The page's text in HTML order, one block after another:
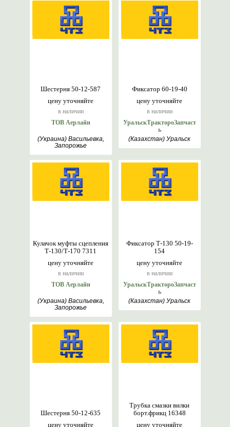
цену уточняйте
в наличии
Шестерня 50-12-587
ТОВ Аерлайн
(Украина) Васильевка,
Запорожье
цену уточняйте
в наличии
Фиксатор 60-19-40
УральскТрактороЗапчаст
ь
(Казахстан) Уральск
цену уточняйте
в наличии
Кулачок муфты сцепления
Т-130/Т-170 7311
ТОВ Аерлайн
(Украина) Васильевка,
Запорожье
цену уточняйте
в наличии
Фиксатор Т-130 50-19-
154
УральскТрактороЗапчаст
ь
(Казахстан) Уральск
цену уточняйте
Шестерня 50-12-635
цену уточняйте
Трубка смазки вилки
борт.фрикц 16348